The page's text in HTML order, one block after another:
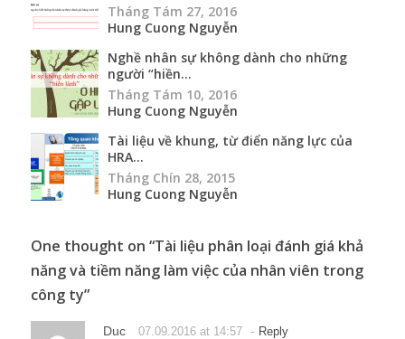
Tháng Tám 27, 2016
Hung Cuong Nguyễn
Nghề nhân sự không dành cho những
người “hiền...
Tháng Tám 10, 2016
Hung Cuong Nguyễn
Tài liệu về khung, từ điển năng lực của
HRA...
Tháng Chín 28, 2015
Hung Cuong Nguyễn
One thought on “Tài liệu phân loại đánh giá khả
năng và tiềm năng làm việc của nhân viên trong
công ty”
Duc 07.09.2016 at 14:57 - Reply